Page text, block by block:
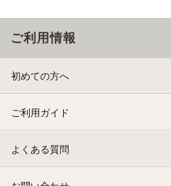
ご利用情報
初めての方へ
ご利用ガイド
よくある質問